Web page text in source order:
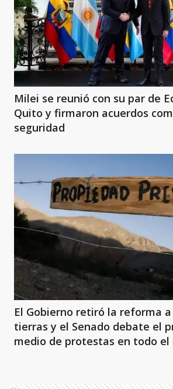
Milei se reunió con su par de
Quito y firmaron acuerdos
seguridad
El Gobierno retiró la reforma
tierras y el Senado debate el
medio de protestas en todo el